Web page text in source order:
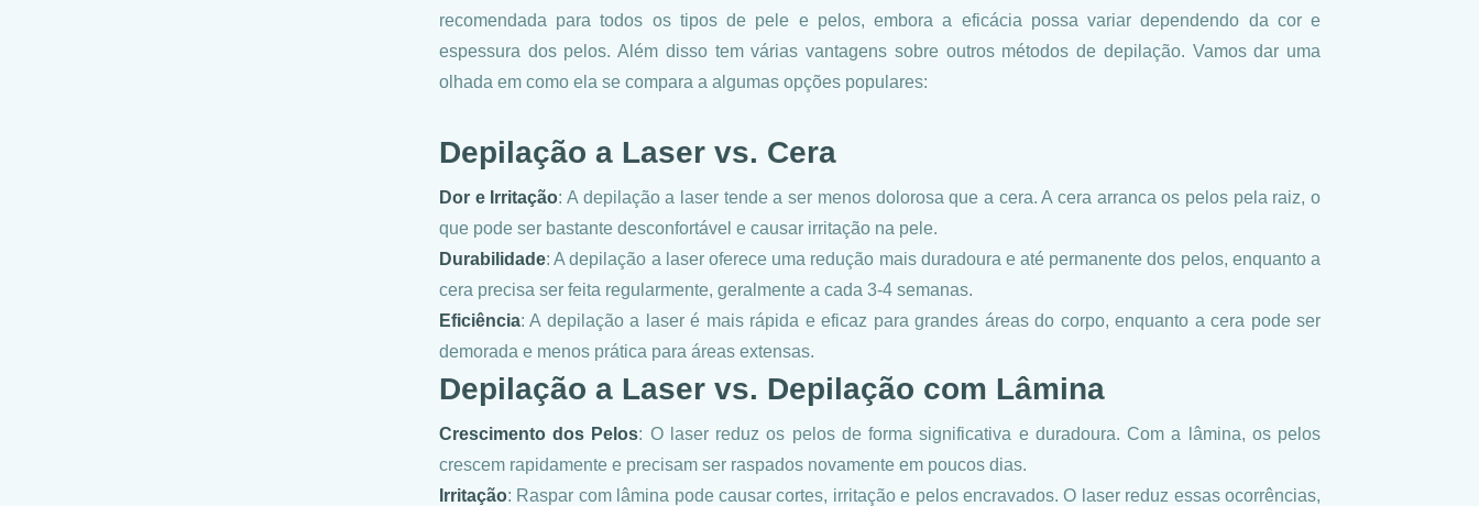
recomendada para todos os tipos de pele e pelos, embora a eficácia possa variar dependendo da cor e
espessura dos pelos. Além disso tem várias vantagens sobre outros métodos de depilação. Vamos dar uma
olhada em como ela se compara a algumas opções populares:
Depilação a Laser vs. Cera
Dor e Irritação: A depilação a laser tende a ser menos dolorosa que a cera. A cera arranca os pelos pela raiz, o
que pode ser bastante desconfortável e causar irritação na pele.
Durabilidade: A depilação a laser oferece uma redução mais duradoura e até permanente dos pelos, enquanto a
cera precisa ser feita regularmente, geralmente a cada 3-4 semanas.
Eficiência: A depilação a laser é mais rápida e eficaz para grandes áreas do corpo, enquanto a cera pode ser
demorada e menos prática para áreas extensas.
Depilação a Laser vs. Depilação com Lâmina
Crescimento dos Pelos: O laser reduz os pelos de forma significativa e duradoura. Com a lâmina, os pelos
crescem rapidamente e precisam ser raspados novamente em poucos dias.
Irritação: Raspar com lâmina pode causar cortes, irritação e pelos encravados. O laser reduz essas ocorrências,